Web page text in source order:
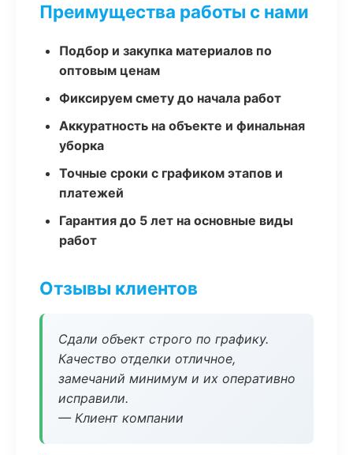
Преимущества работы с нами
Подбор и закупка материалов по
оптовым ценам
Фиксируем смету до начала работ
Аккуратность на объекте и финальная
уборка
Точные сроки с графиком этапов и
платежей
Гарантия до 5 лет на основные виды
работ
Отзывы клиентов
Сдали объект строго по графику.
Качество отделки отличное,
замечаний минимум и их оперативно
исправили.
— Клиент компании